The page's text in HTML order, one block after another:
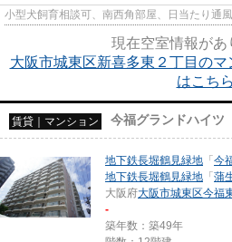
小型犬飼育相談可、南西角部屋、日当たり通風
現在空室情報があ
大阪市城東区新喜多東２丁目の
はこちら
賃貸｜マンション 今福グランドハイツ
地下鉄長堀鶴見緑地 「 今
地下鉄長堀鶴見緑地 「 蒲
大阪府大阪市城東区今福
-
築年数：築49年